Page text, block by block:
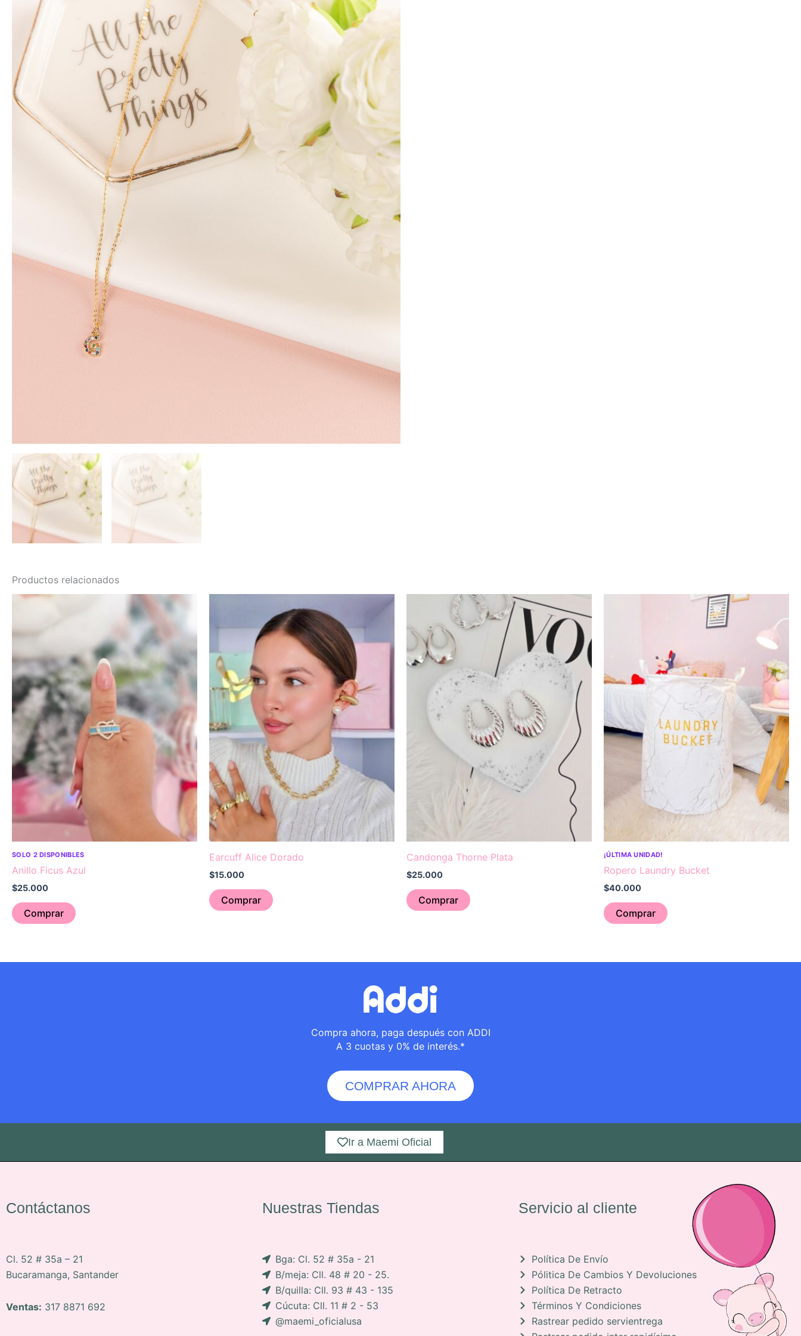
Productos relacionados
SOLO 2 DISPONIBLES
Anillo Ficus Azul
$25.000
Comprar
Earcuff Alice Dorado
$15.000
Comprar
Candonga Thorne Plata
$25.000
Comprar
¡ÚLTIMA UNIDAD!
Ropero Laundry Bucket
$40.000
Comprar
Compra ahora, paga después con ADDI
A 3 cuotas y 0% de interés.*
COMPRAR AHORA
Ir a Maemi Oficial
Contáctanos
Cl. 52 # 35a – 21
Bucaramanga, Santander
Ventas: 317 8871 692
Nuestras Tiendas
Bga: Cl. 52 # 35a - 21
B/meja: Cll. 48 # 20 - 25.
B/quilla: Cll. 93 # 43 - 135
Cúcuta: Cll. 11 # 2 - 53
@maemi_oficialusa
Servicio al cliente
Política De Envío
Pólitica De Cambios Y Devoluciones
Política De Retracto
Términos Y Condiciones
Rastrear pedido servientrega